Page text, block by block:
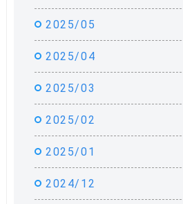
2025/05
2025/04
2025/03
2025/02
2025/01
2024/12